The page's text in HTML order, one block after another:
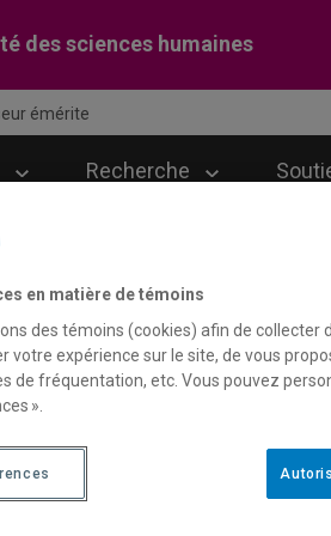
des sciences humaines
émérite
Recherche
émérite
Marchand
de
André Marchand a centré sa
en matière de témoins
des témoins (cookies) afin de
votre expérience sur le site, de vous
de fréquentation, etc. Vous pouvez
».